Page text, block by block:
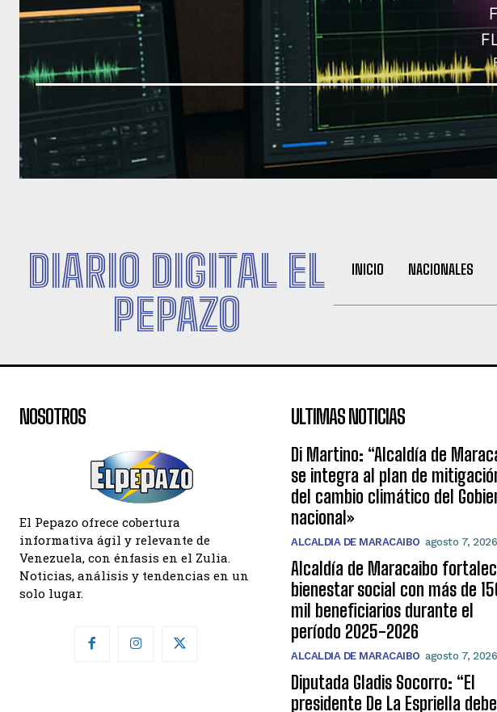
DIARIO DIGITAL EL
PEPAZO
INICIO NACIONALES
NOSOTROS
El Pepazo ofrece cobertura
informativa ágil y relevante de
Venezuela, con énfasis en el Zulia.
Noticias, análisis y tendencias en un
solo lugar.
ULTIMAS NOTICIAS
Di Martino: “Alcaldía de
se integra al plan de
del cambio climático del
nacional»
ALCALDIA DE MARACAIBO agosto 7, 2026
Alcaldía de Maracaibo
bienestar social con más de
mil beneficiarios durante el
período 2025-2026
ALCALDIA DE MARACAIBO agosto 7, 2026
Diputada Gladis Socorro: “El
presidente De La Espriella